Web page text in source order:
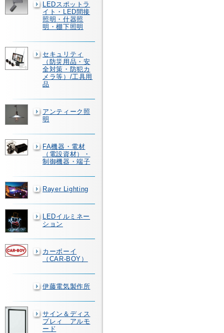
LEDスポットラ
イト・LED間接
照明・什器照
明・棚下照明
セキュリティ
（防災用品・安
全対策・防犯カ
メラ等）/工具用
品
アンティーク照
明
FA機器・電材
（電設資材）・
制御機器・端子
Rayer Lighting
LEDイルミネー
ション
カーボーイ
（CAR-BOY）
伊藤電気製作所
サイン＆ディス
プレィ アルモ
ード